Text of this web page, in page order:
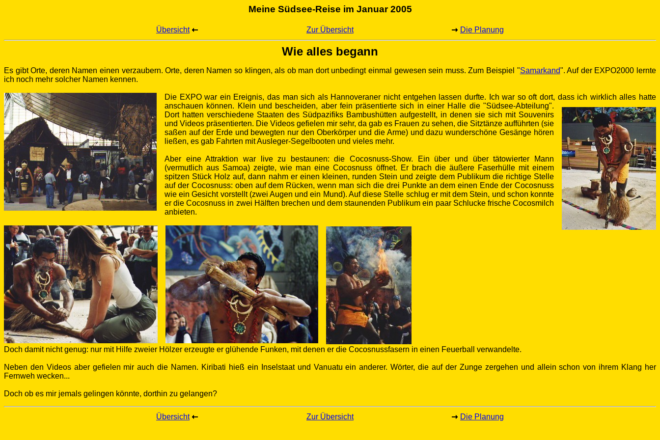
Meine Südsee-Reise im Januar 2005
Übersicht Zur Übersicht Die Planung
Wie alles begann
Es gibt Orte, deren Namen einen verzaubern. Orte, deren Namen so klingen, als ob man dort unbedingt einmal gewesen sein muss. Zum Beispiel "Samarkand". Auf der EXPO2000 lernte
ich noch mehr solcher Namen kennen.
Die EXPO war ein Ereignis, das man sich als Hannoveraner nicht entgehen lassen durfte. Ich war so oft dort, dass ich wirklich alles hatte
anschauen können. Klein und bescheiden, aber fein präsentierte sich in einer Halle die"Südsee-Abteilung".
Dort hatten verschiedene Staaten des Südpazifiks Bambushütten aufgestellt, in denen sie sich mit Souvenirs
und Videos präsentierten. Die Videos gefielen mir sehr, da gab es Frauen zu sehen, die Sitztänze aufführten (sie
saßen auf der Erde und bewegten nur den Oberkörper und die Arme) und dazu wunderschöne Gesänge hören
ließen, es gab Fahrten mit Ausleger-Segelbooten und vieles mehr.
Aber eine Attraktion war live zu bestaunen: die Cocosnuss-Show.
Ein über und über tätowierter Mann
(vermutlich aus Samoa) zeigte, wie man eine Cocosnuss öffnet. Er brach die äußere Faserhülle mit einem
spitzen Stück Holz auf, dann nahm er einen kleinen, runden Stein und zeigte dem Publikum die richtige Stelle
auf der Cocosnuss: oben auf dem Rücken, wenn man sich die drei Punkte an dem einen Ende der Cocosnuss
wie ein Gesicht vorstellt (zwei Augen und ein Mund). Auf diese Stelle schlug er mit dem Stein, und schon konnte
er die Cocosnuss in zwei Hälften brechen und dem staunenden Publikum ein paar Schlucke frische Cocosmilch
anbieten.
Doch damit nicht genug: nur mit Hilfe zweier Hölzer erzeugte er glühende Funken, mit denen er die Cocosnussfasern in einen Feuerball verwandelte.
Neben den Videos aber gefielen mir auch die Namen. Kiribati hieß ein Inselstaat und Vanuatu ein anderer. Wörter, die auf der Zunge zergehen und allein schon von ihrem Klang her
Fernweh wecken...
Doch ob es mir jemals gelingen könnte, dorthin zu gelangen?
Übersicht Zur Übersicht Die Planung